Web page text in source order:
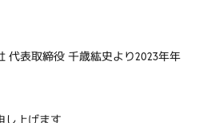
代表取締役 千歳紘史より2023年年
し上げます